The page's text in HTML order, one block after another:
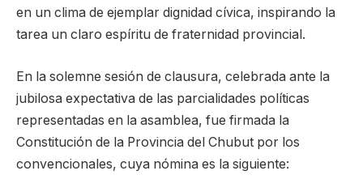
en un clima de ejemplar dignidad cívica, inspirando la
tarea un claro espíritu de fraternidad provincial.
En la solemne sesión de clausura, celebrada ante la
jubilosa expectativa de las parcialidades políticas
representadas en la asamblea, fue firmada la
Constitución de la Provincia del Chubut por los
convencionales, cuya nómina es la siguiente: